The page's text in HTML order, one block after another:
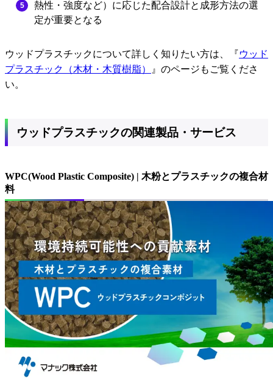
熱性・強度など）に応じた配合設計と成形方法の選
定が重要となる
ウッドプラスチックについて詳しく知りたい方は、『ウッド
プラスチック（木材・木質樹脂）
』のページもご覧くださ
い。
ウッドプラスチックの関連製品・サービス
WPC(Wood Plastic Composite) | 木粉とプラスチックの複合材
料